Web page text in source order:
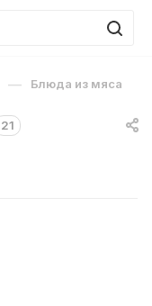
— Блюда из мяса
21